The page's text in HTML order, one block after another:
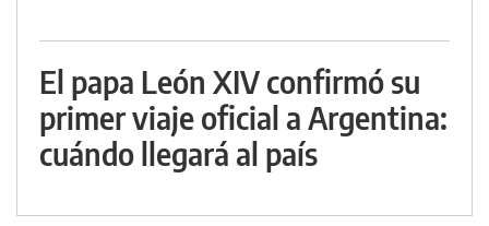
El papa León XIV confirmó su
primer viaje oficial a Argentina:
cuándo llegará al país